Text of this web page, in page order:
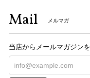
Mail メルマガ
当店からメールマガジン